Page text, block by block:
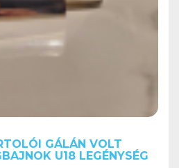
GÁLÁN VOLT
U18 LEGÉNYSÉG